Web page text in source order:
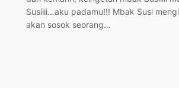
Susiiii…aku padamu!!! Mbak Susi
akan sosok seorang…